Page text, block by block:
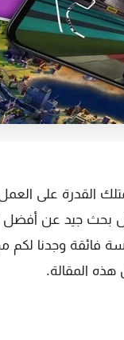
القدرة على
بحث جيد عن أفضل
فائقة وجدنا
المقالة.